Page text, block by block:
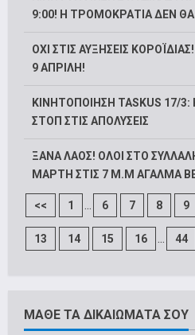
9:00! Η ΤΡΟΜΟΚΡΑΤΙΑ ΔΕΝ ΘΑ
ΟΧΙ ΣΤΙΣ ΑΥΞΗΣΕΙΣ
9 ΑΠΡΙΛΗ!
ΚΙΝΗΤΟΠΟΙΗΣΗ TASKUS 17/
ΣΤΟΠ ΣΤΙΣ ΑΠΟΛΥΣΕΙΣ
ΞΑΝΑ ΛΑΟΣ! ΟΛΟΙ ΣΤΟ
ΜΑΡΤΗ ΣΤΙΣ 7 Μ.Μ ΑΓΑΛΜΑ
<< 1 ... 6 7 8 9
13 14 15 16 ... 44
ΜΑΘΕ ΤΑ ΔΙΚΑΙΩΜΑΤΑ ΣΟΥ